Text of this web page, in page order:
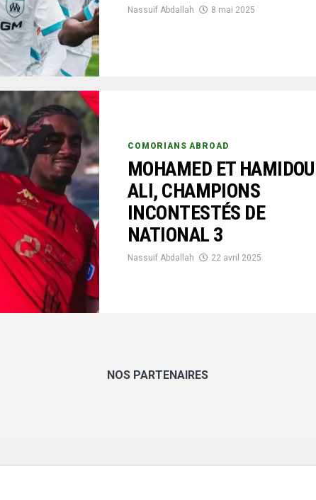
Nassuif Abdallah 8 mai 2025
COMORIANS ABROAD
MOHAMED ET HAMIDOU
ALI, CHAMPIONS
INCONTESTÉS DE
NATIONAL 3
Nassuif Abdallah 22 avril 2025
NOS PARTENAIRES